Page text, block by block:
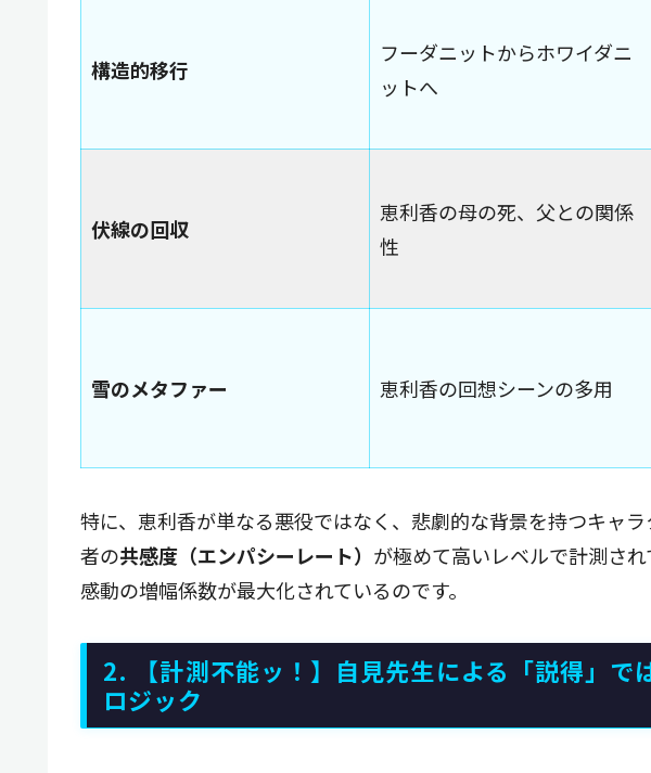
構造的移行
フーダニットからホワイダニ
ットへ
伏線の回収
恵利香の母の死、父との関係
性
雪のメタファー 恵利香の回想シーンの多用
特に、恵利香が単なる悪役ではなく、悲劇的な背景を持つキャ
者の共感度（エンパシーレート） が極めて高いレベルで計測さ
感動の増幅係数が最大化されているのです。
2. 【計測不能ッ！】自見先生による「説得」で
ロジック